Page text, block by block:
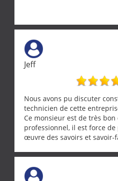
Jeff
Nous avons pu discuter
technicien de cette
Ce monsieur est de très bon
professionnel, il est force
œuvre des savoirs et
demande de l écoute et de
ne se trouve que chez les
Merci a ce monsieur pour sa